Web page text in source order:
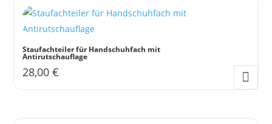
mehrere
Varianten
Die
Optionen
Staufachteiler für Handschuhfach mit
Antirutschauflage
28,00€